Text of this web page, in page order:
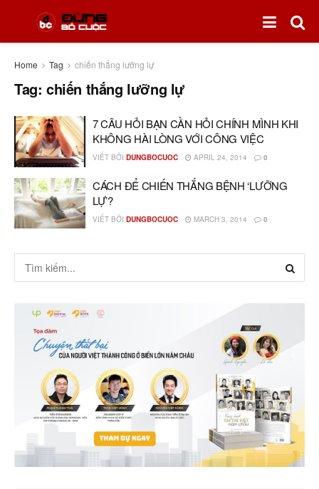
Home Tag chiến thắng lưỡng lự
Tag: chiến thắng lưỡng lự
7 CÂU HỎI BẠN CẦN HỎI CHÍNH MÌNH KHI
KHÔNG HÀI LÒNG VỚI CÔNG VIỆC
VIẾT BỞI DUNGBOCUOC APRIL 24, 2014 0
CÁCH ĐỂ CHIẾN THẮNG BỆNH ‘LƯỠNG
LỰ’?
VIẾT BỞI DUNGBOCUOC MARCH 3, 2014 0